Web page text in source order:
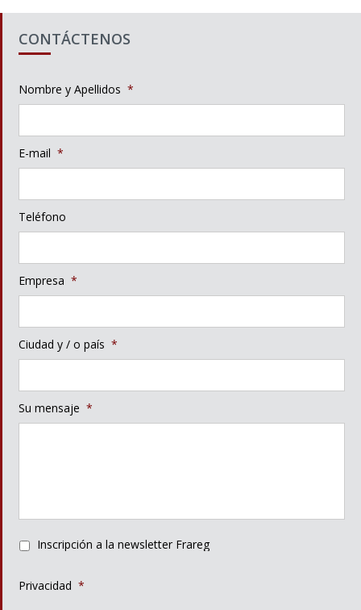
CONTÁCTENOS
Nombre y Apellidos *
E-mail *
Teléfono
Empresa *
Ciudad y / o país *
Su mensaje *
Inscripción a la newsletter Frareg
Privacidad *